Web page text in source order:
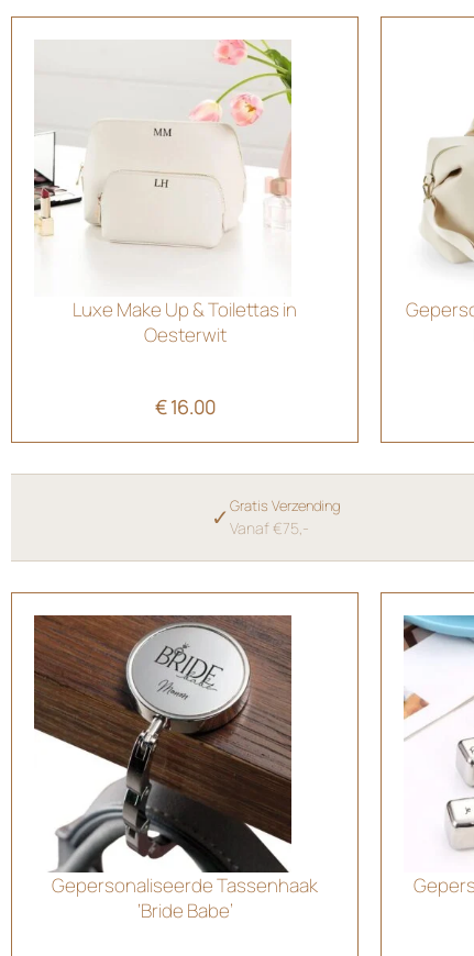
Luxe Make Up & Toilettas in
Oesterwit
€16.00
✓ Gratis Verzending
Vanaf €75,-
Gepersonaliseerde Tassenhaak
‘Bride Babe’